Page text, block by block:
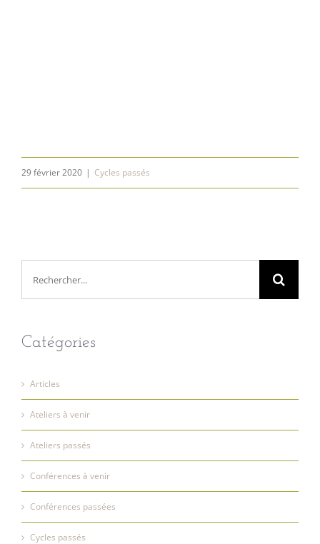
29 février 2020 | Cycles passés
Catégories
Articles
Ateliers à venir
Ateliers passés
Conférences à venir
Conférences passées
Cycles passés